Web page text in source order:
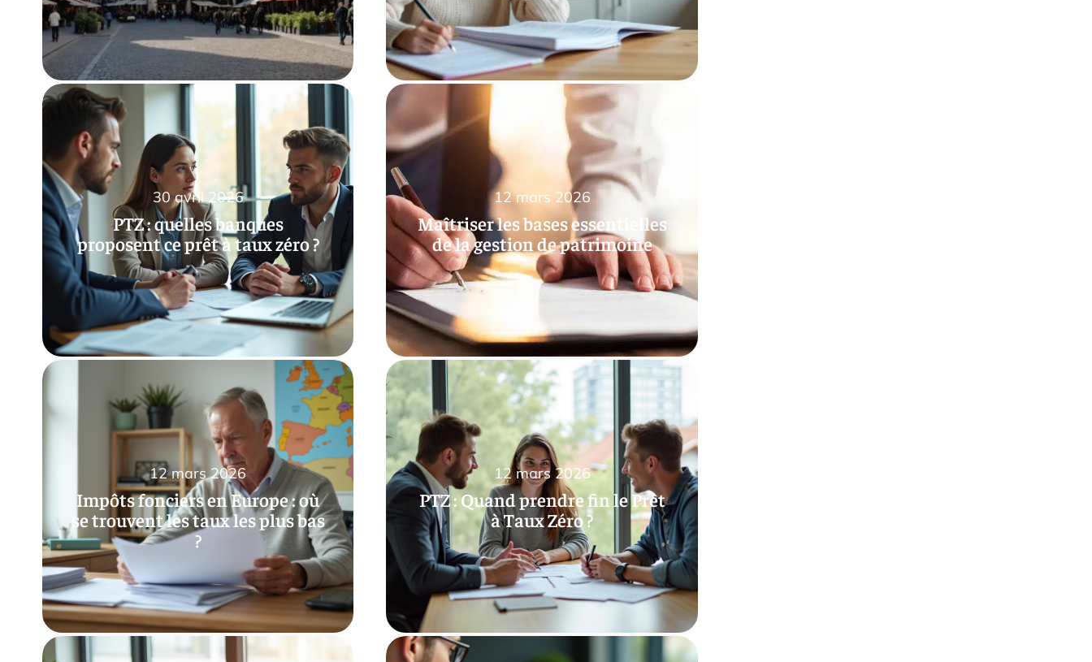
PTZ : quelles banques
proposent ce prêt à taux zéro ?
30 avril 2026
Maîtriser les bases essentielles
de la gestion de patrimoine
12 mars 2026
Impôts fonciers en Europe : où
se trouvent les taux les plus bas
?
12 mars 2026
PTZ : Quand prendre fin le Prêt
à Taux Zéro ?
12 mars 2026